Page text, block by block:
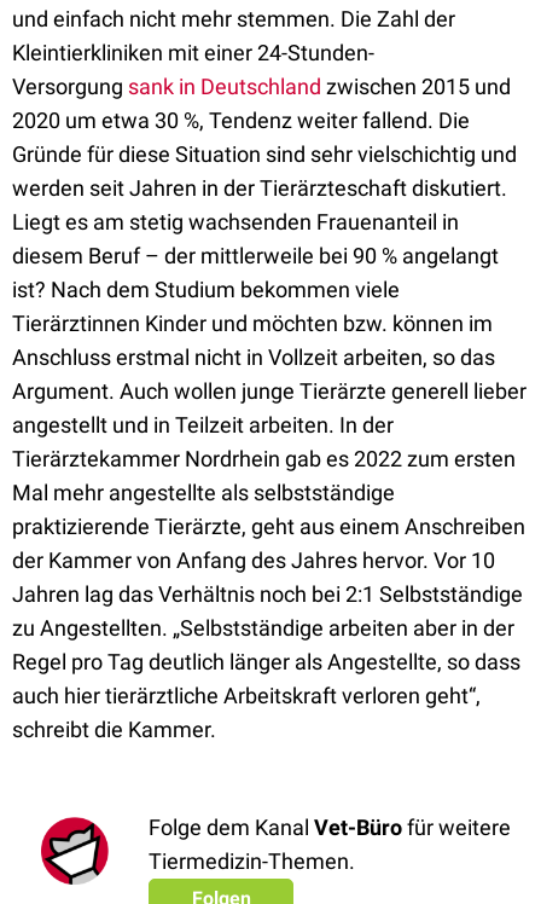
und einfach nicht mehr stemmen. Die Zahl der
Kleintierkliniken mit einer 24-Stunden-
Versorgung sank in Deutschland zwischen 2015 und
2020 um etwa 30 %, Tendenz weiter fallend. Die
Gründe für diese Situation sind sehr vielschichtig und
werden seit Jahren in der Tierärzteschaft diskutiert.
Liegt es am stetig wachsenden Frauenanteil in
diesem Beruf – der mittlerweile bei 90 % angelangt
ist? Nach dem Studium bekommen viele
Tierärztinnen Kinder und möchten bzw. können im
Anschluss erstmal nicht in Vollzeit arbeiten, so das
Argument. Auch wollen junge Tierärzte generell lieber
angestellt und in Teilzeit arbeiten. In der
Tierärztekammer Nordrhein gab es 2022 zum ersten
Mal mehr angestellte als selbstständige
praktizierende Tierärzte, geht aus einem Anschreiben
der Kammer von Anfang des Jahres hervor. Vor 10
Jahren lag das Verhältnis noch bei 2:1 Selbstständige
zu Angestellten. „Selbstständige arbeiten aber in der
Regel pro Tag deutlich länger als Angestellte, so dass
auch hier tierärztliche Arbeitskraft verloren geht“,
schreibt die Kammer.
Folge dem Kanal Vet-Bürofür weitere
Tiermedizin-Themen.
Folgen